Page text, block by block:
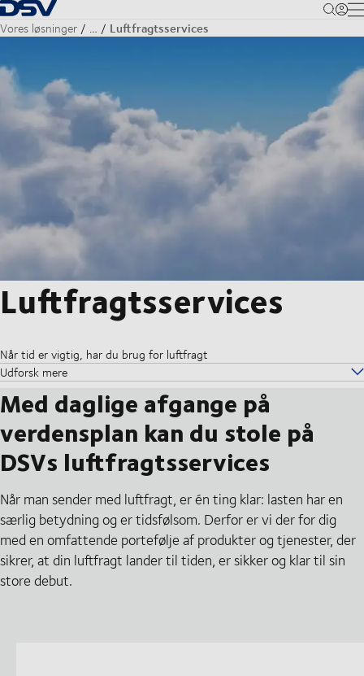
Tilbage til forsiden
Vores løsninger … Luftfragtsservices
Luftfragtsservices
Når tid er vigtig, har du brug for luftfragt
Udforsk mere
Med daglige afgange på
verdensplan kan du stole på
DSVs luftfragtsservices
Når man sender med luftfragt, er én ting klar: lasten har en
særlig betydning og er tidsfølsom. Derfor er vi der for dig
med en omfattende portefølje af produkter og tjenester, der
sikrer, at din luftfragt lander til tiden, er sikker og klar til sin
store debut.